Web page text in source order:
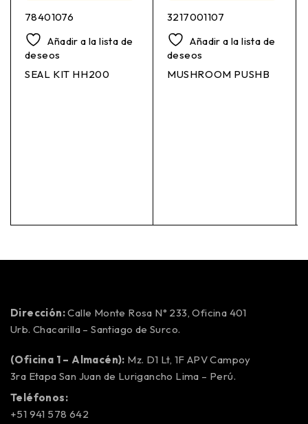
78401076
Añadir a la lista de
deseos
SEAL KIT HH200
3217001107
Añadir a la lista de
deseos
MUSHROOM PUSHB
Dirección:Calle Monte Rosa N° 233, Oficina 401
Urb. Chacarilla – Santiago de Surco.
(Oficina 1 – Almacén): Mz. D1 Lt, 1F APV Campoy
3ra Etapa San Juan de Lurigancho Lima – Perú.
Teléfonos:
+51 941 578 642